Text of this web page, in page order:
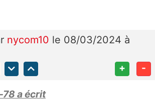
nycom10 le 08/03/2024 à
+ -
a écrit